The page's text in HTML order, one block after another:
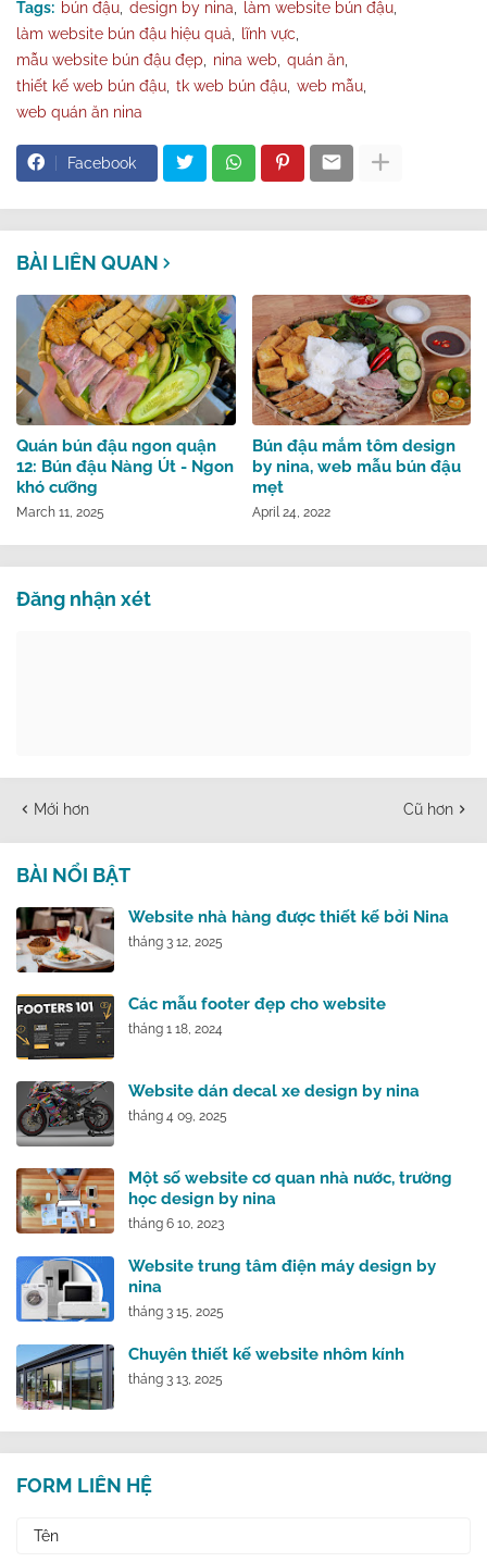
Tags: bún đậu design by nina
làm website bún đậu
làm website bún đậu hiệu quả
lĩnh vực
mẫu website bún đậu đẹp
nina web
quán ăn
thiết kế web bún đậu tk web bún đậu web mẫu
web quán ăn nina
Facebook
BÀI LIÊN QUAN
Quán bún đậu ngon quận
12: Bún đậu Nàng Út - Ngon
khó cưỡng
March 11, 2025
Bún đậu mắm tôm design
by nina, web mẫu bún đậu
mẹt
April 24, 2022
Đăng nhận xét
Mới hơn Cũ hơn
BÀI NỔI BẬT
Website nhà hàng được thiết kế bởi Nina
tháng 3 12, 2025
Các mẫu footer đẹp cho website
tháng 1 18, 2024
Website dán decal xe design by nina
tháng 4 09, 2025
Một số website cơ quan nhà nước, trường
học design by nina
tháng 6 10, 2023
Website trung tâm điện máy design by
nina
tháng 3 15, 2025
Chuyên thiết kế website nhôm kính
tháng 3 13, 2025
FORM LIÊN HỆ